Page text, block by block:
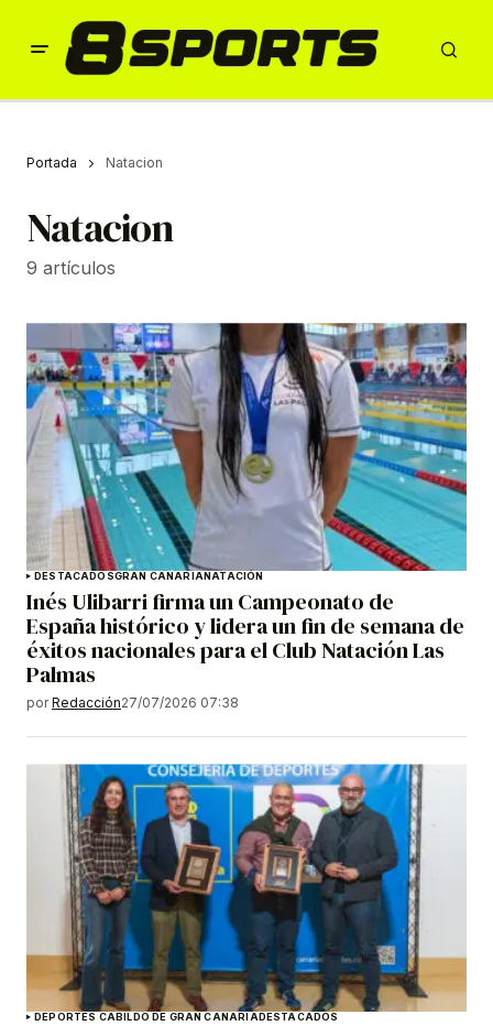
Portada Natacion
Natacion
9 artículos
DESTACADOSGRAN CANARIANATACIÓN
Inés Ulibarri firma un Campeonato de
España histórico y lidera un fin de semana de
éxitos nacionales para el Club Natación Las
Palmas
por Redacción27/07/2026 07:38
DEPORTES CABILDO DE GRAN CANARIADESTACADOS